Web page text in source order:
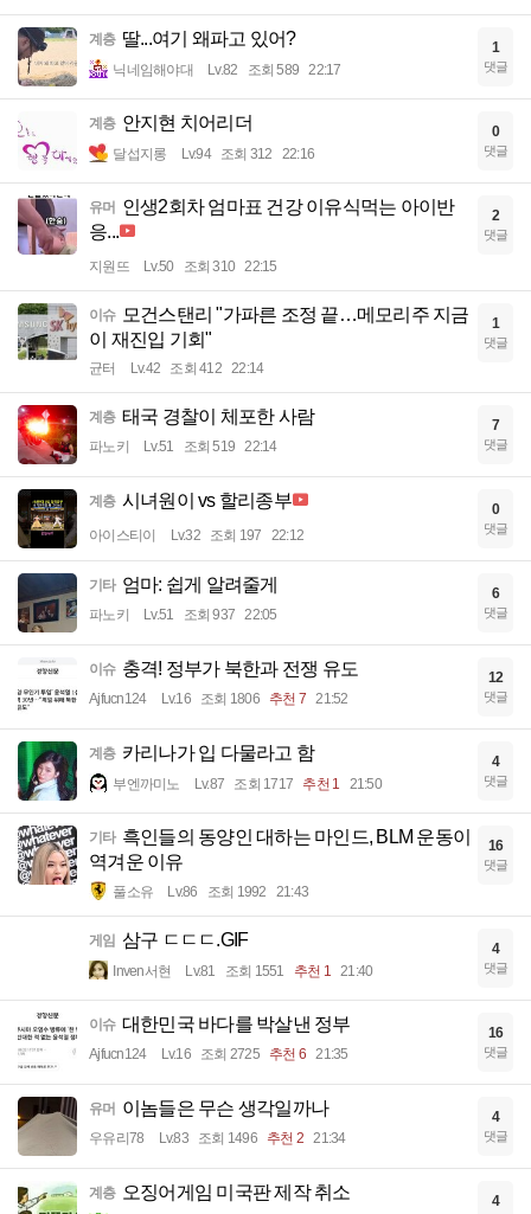
계층 딸...여기 왜파고 있어?
닉네임해야대 Lv.82 조회 589 22:17
1
댓글
계층 안지현 치어리더
달섭지롱 Lv.94 조회 312 22:16
0
댓글
유머 인생2회차 엄마표 건강 이유식먹는 아이반
응...
지원뜨 Lv.50 조회 310 22:15
2
댓글
이슈
모건스탠리 "가파른 조정 끝…메모리주 지금
이 재진입 기회"
균터 Lv.42 조회 412 22:14
1
댓글
계층 태국 경찰이 체포한 사람
파노키 Lv.51 조회 519 22:14
7
댓글
계층 시녀원이 vs 할리종부
아이스티이 Lv.32 조회 197 22:12
0
댓글
기타 엄마: 쉽게 알려줄게
파노키 Lv.51 조회 937 22:05
6
댓글
이슈 충격! 정부가 북한과 전쟁 유도
Ajfucn124 Lv.16 조회 1806 추천 7 21:52
12
댓글
계층 카리나가 입 다물라고 함
부엔까미노 Lv.87 조회 1717 추천 1 21:50
4
댓글
기타 흑인들의 동양인 대하는 마인드, BLM 운동이
역겨운 이유
풀소유 Lv.86 조회 1992 21:43
16
댓글
게임 삼구 ㄷㄷㄷ.GIF
Inven서현 Lv.81 조회 1551 추천 1 21:40
4
댓글
이슈 대한민국 바다를 박살낸 정부
Ajfucn124 Lv.16 조회 2725 추천 6 21:35
16
댓글
유머 이놈들은 무슨 생각일까나
우유리78 Lv.83 조회 1496 추천 2 21:34
4
댓글
계층 오징어게임 미국판 제작 취소 4